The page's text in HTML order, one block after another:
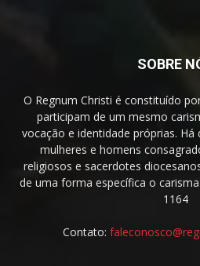
SOBRE
O Regnum Christi é constituído
participam de um mesmo
vocação e identidade próprias. Há
mulheres e homens
religiosos e sacerdotes
de uma forma específica o
1164
Contato: